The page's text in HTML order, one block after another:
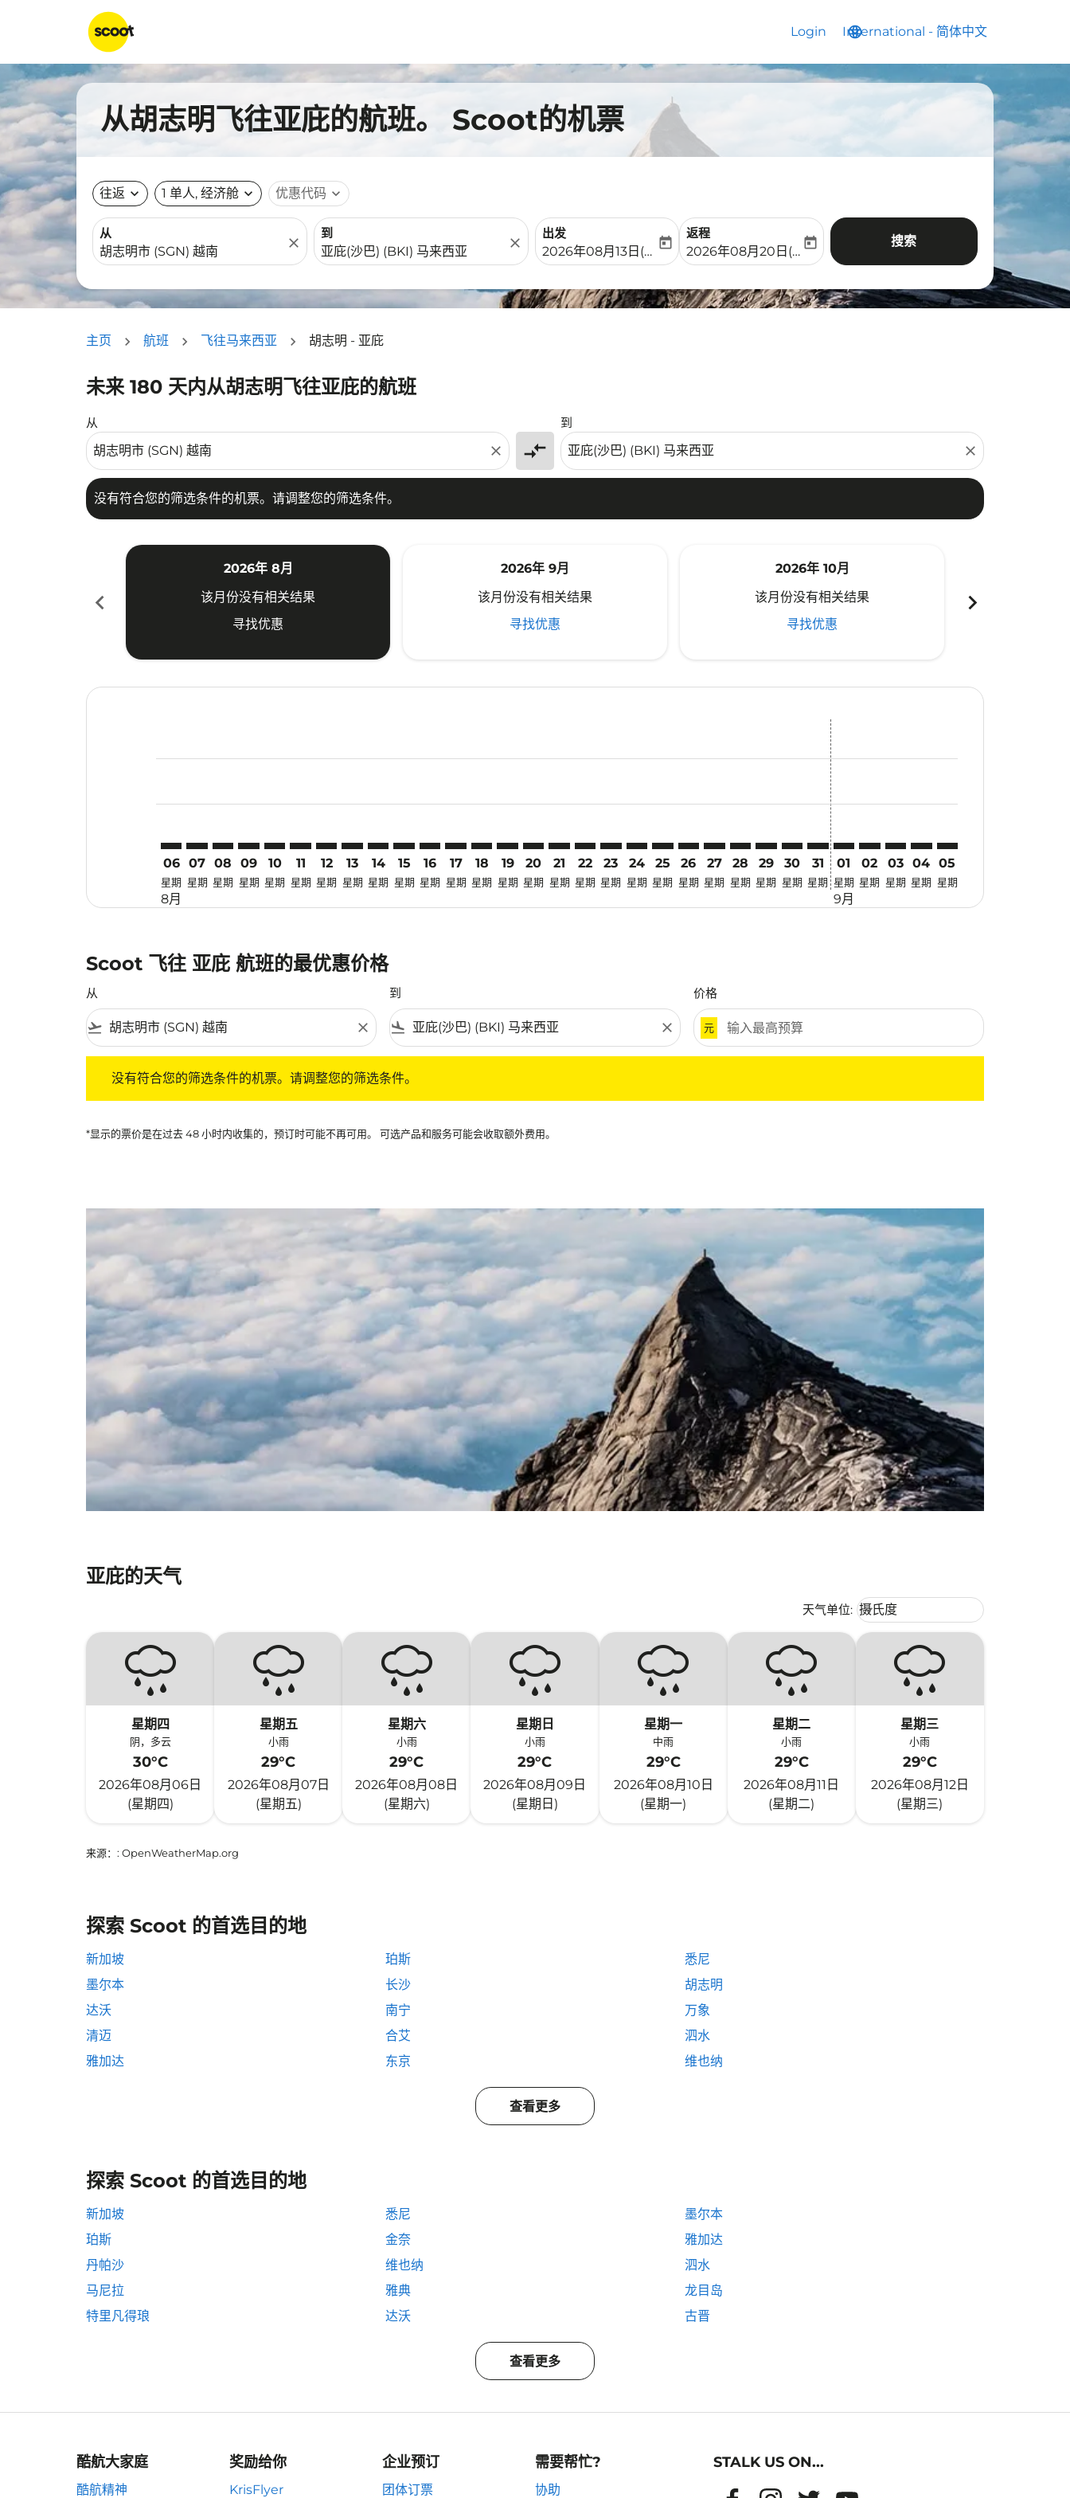
Login language
International - 简体中文
keyboard_arrow_down
从胡志明飞往亚庇的航班。 Scoot的机票
往返 expand_more 1 单人, 经济舱 expand_more 优惠代码 expand_more
从
close
到
close
出发
fc-booking-departure-date-aria-label
2026年08月13日(周四)
today
返程
fc-booking-return-date-aria-label
2026年08月20日(周四)
today 搜索
主页 航班 飞往马来西亚 胡志明 - 亚庇
未来 180 天内从胡志明飞往亚庇的航班
从
close compare_arrows
到
close
没有符合您的筛选条件的机票。请调整您的筛选条件。
没有符合您的筛选条件的机票。请调整您的筛选条件。
chevron_left
2026年 8月
该月份没有相关结果
寻找优惠
2026年 9月
该月份没有相关结果
寻找优惠
2026年 10月
该月份没有相关结果
寻找优惠
chevron_right
06
星期
8月
07
星期
08
星期
09
星期
10
星期
11
星期
12
星期
13
星期
14
星期
15
星期
16
星期
17
星期
18
星期
19
星期
20
星期
21
星期
SGN–BKI: cmp-view-offers-disclaimer. 寻找优惠
22
星期
SGN–BKI: cmp-view-offers-disclaimer. 寻找优惠
23
星期
SGN–BKI: cmp-view-offers-disclaimer. 寻找优惠
24
星期
SGN–BKI: cmp-view-offers-disclaimer. 寻找优惠
25
星期
SGN–BKI: cmp-view-offers-disclaimer. 寻找优惠
26
星期
SGN–BKI: cmp-view-offers-disclaimer. 寻找优惠
27
星期
SGN–BKI: cmp-view-offers-disclaimer. 寻找优惠
28
星期
SGN–BKI: cmp-view-offers-disclaimer. 寻找优惠
29
星期
SGN–BKI: cmp-view-offers-disclaimer. 寻找优惠
30
星期
SGN–BKI: cmp-view-offers-disclaimer. 寻找
31
星期
01
星期
9月
02
星期
03
星期
04
星期
05
星期
Scoot 飞往 亚庇 航班的最优惠价格
从
flight_takeoff close
到
flight_land close
价格
元
没有符合您的筛选条件的机票。请调整您的筛选条件。
*显示的票价是在过去 48 小时内收集的，预订时可能不再可用。 可选产品和服务可能会收取额外费用。
亚庇的天气
天气单位: Weather unit option 摄氏度
摄氏度
keyboard_arrow_down
星期四
阴，多云
30°C
2026年08月06日
(星期四)
星期五
小雨
29°C
2026年08月07日
(星期五)
星期六
小雨
29°C
2026年08月08日
(星期六)
星期日
小雨
29°C
2026年08月09日
(星期日)
星期一
中雨
29°C
2026年08月10日
(星期一)
星期二
小雨
29°C
2026年08月11日
(星期二)
星期三
小雨
29°C
2026年08月12日
(星期三)
来源： : OpenWeatherMap.org
探索 Scoot 的首选目的地
新加坡 珀斯
悉尼
墨尔本
长沙
胡志明
达沃
南宁
万象
清迈
合艾
泗水
雅加达
东京 维也纳
查看更多
探索 Scoot 的首选目的地
新加坡 悉尼
墨尔本
珀斯
金奈
雅加达
丹帕沙
维也纳
泗水
马尼拉
雅典
龙目岛
特里凡得琅
达沃 古晋
查看更多
酷航大家庭
酷航精神
奖励给你
KrisFlyer
企业预订
团体订票
需要帮忙?
协助
STALK US ON...